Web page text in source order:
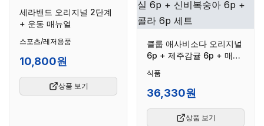
세라밴드 오리지널 2단계
+ 운동 매뉴얼
스포츠/레저용품
10,800원
상품 보기
클룹 애사비소다 오리지널
6p + 제주감귤 6p + 매실
라 6p 세트
식품
36,330원
상품 보기